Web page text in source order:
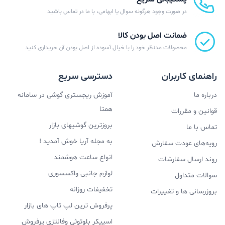
قطعا اتصالی امن و بدون قطعی را تجربه خواهید کرد که بسیار
خوب بوده و راضی‌تان می‌کند.
است که می‌توانید با تاچ کردن این حسگرها یکسری
باید دوبار تاچ کنید. برای برگشت به موزیک قبلی باید ایرباد
چپ را تاچ کنید و برای انتقال به موزیک بعدی باید ایرباد
راست را تاچ کنید.
در صورت وجود هرگونه سوال یا ابهامی، با ما در تماس باشید
ضمانت اصل بودن کالا
محصولات مدنظر خود را با خیال آسوده از اصل بودن آن خریداری کنید
راهنمای کاربران
درباره ما
قوانین و مقررات
تماس با ما
رویه‌های عودت سفارش
روند ارسال سفارشات
سوالات متداول
بروزرسانی ها و تغییرات
دسترسی سریع
آموزش ریجستری گوشی در سامانه
همتا
بروزترین گوشیهای بازار
به مجله آریا خوش آمدید !
انواع ساعت هوشمند
لوازم جانبی واکسسوری
تخفیفات روزانه
پرفروش ترین لپ تاپ های بازار
اسپیکر بلوتوثی وفانتزی پرفروش